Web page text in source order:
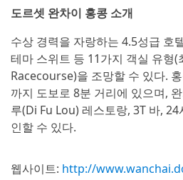
도르셋 완차이 홍콩 소개
수상 경력을 자랑하는 4.5성급
테마 스위트 등 11가지 객실 유형
Racecourse)을 조망할 수 있다.
까지 도보로 8분 거리에 있으며,
루(Di Fu Lou) 레스토랑, 3T 바,
인할 수 있다.
웹사이트: http://